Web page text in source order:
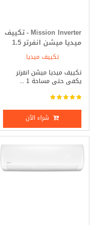
Mission Inverter - تكييف
ميديا ميشن انفرتر 1.5
حصان بارد _ ساخن
تكييف ميديا
تكييف ميديا ميشن انفرتر
يكفى حتى مساحة 1 ...
شراء الآن